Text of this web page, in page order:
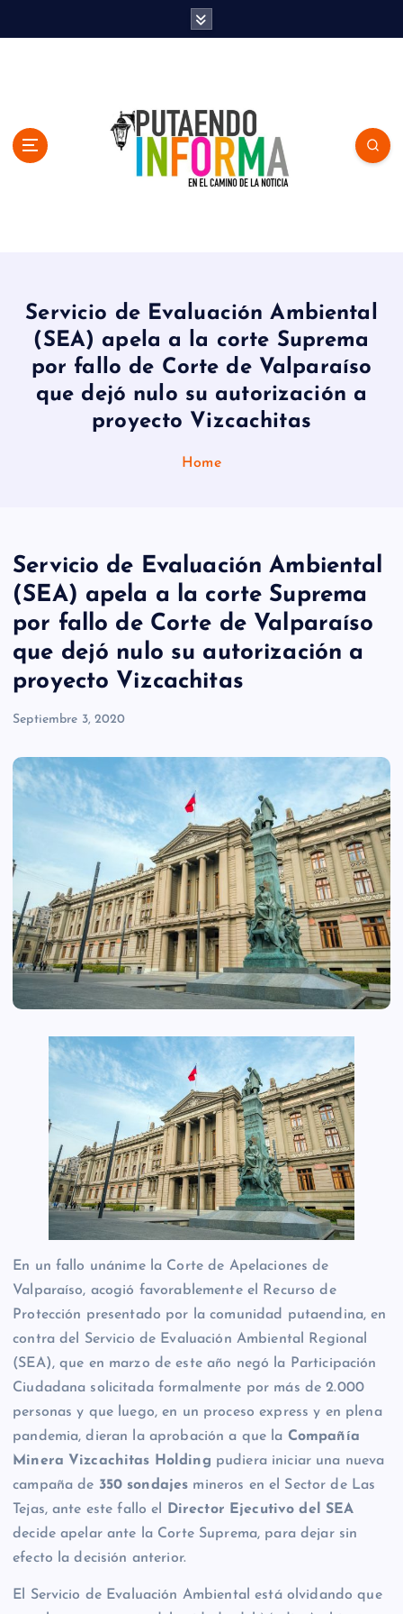
Servicio de Evaluación Ambiental
(SEA) apela a la corte Suprema
por fallo de Corte de Valparaíso
que dejó nulo su autorización a
proyecto Vizcachitas
Home
Servicio de Evaluación Ambiental
(SEA) apela a la corte Suprema
por fallo de Corte de Valparaíso
que dejó nulo su autorización a
proyecto Vizcachitas
Septiembre 3, 2020
En un fallo unánime la Corte de Apelaciones de
Valparaíso, acogió favorablemente el Recurso de
Protección presentado por la comunidad putaendina, en
contra del Servicio de Evaluación Ambiental Regional
(SEA), que en marzo de este año negó la Participación
Ciudadana solicitada formalmente por más de 2.000
personas y que luego, en un proceso express y en plena
pandemia, dieran la aprobación a que la Compañía
Minera Vizcachitas Holding pudiera iniciar una nueva
campaña de 350 sondajes mineros en el Sector de Las
Tejas, ante este fallo el Director Ejecutivo del SEA
decide apelar ante la Corte Suprema, para dejar sin
efecto la decisión anterior.
El Servicio de Evaluación Ambiental está olvidando que